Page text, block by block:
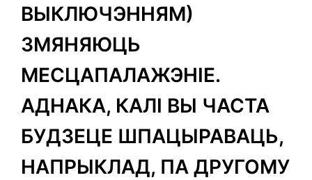
ВЫКЛЮЧЭННЯМ)
ЗМЯНЯЮЦЬ
МЕСЦАПАЛАЖЭНІЕ.
АДНАКА, КАЛІ ВЫ ЧАСТА
БУДЗЕЦЕ ШПАЦЫРАВАЦЬ,
НАПРЫКЛАД, ПА ДРУГОМУ